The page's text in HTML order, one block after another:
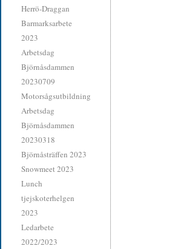
Herrö-Draggan
Barmarksarbete
2023
Arbetsdag
Björnåsdammen
20230709
Motorsågsutbildning
Arbetsdag
Björnåsdammen
20230318
Björnåsträffen 2023
Snowmeet 2023
Lunch
tjejskoterhelgen
2023
Ledarbete
2022/2023